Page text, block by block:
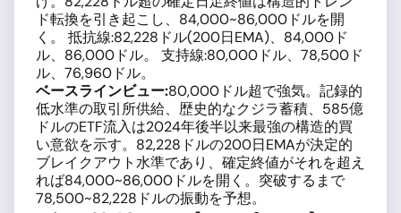
ド転換を引き起こし、84,000~86,000ドルを開
く。 抵抗線:82,228ドル(200日EMA)、84,000ド
ル、86,000ドル。 支持線:80,000ドル、78,500ド
ル、76,960ドル。
ベースラインビュー:80,000ドル超で強気。記録的
低水準の取引所供給、歴史的なクジラ蓄積、585億
ドルのETF流入は2024年後半以来最強の構造的買
い意欲を示す。82,228ドルの200日EMAが決定的
ブレイクアウト水準であり、確定終値がそれを超え
れば84,000~86,000ドルを開く。突破するまで
78,500~82,228ドルの振動を予想。